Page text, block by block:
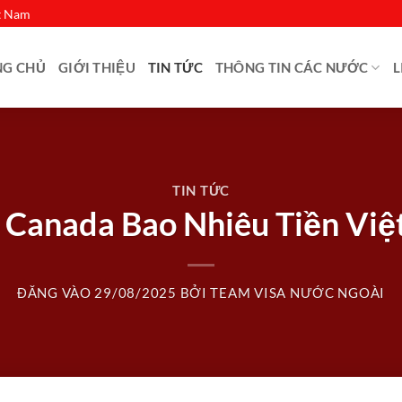
Nam
CHỦ GIỚI THIỆU TIN TỨC THÔNG TIN CÁC NƯỚC
TIN TỨC
Bao Nhiêu Tiền
ĐĂNG VÀO 29/08/2025 BỞITEAM VISA NƯỚC NGOÀI